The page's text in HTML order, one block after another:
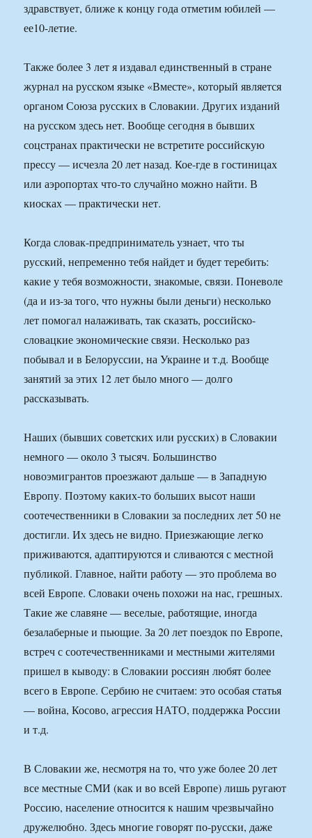
здравствует, ближе к концу года отметим юбилей —
ее10-летие.
Также более 3 лет я издавал единственный в стране
журнал на русском языке «Вместе», который является
органом Союза русских в Словакии. Других изданий
на русском здесь нет. Вообще сегодня в бывших
соцстранах практически не встретите российскую
прессу — исчезла 20 лет назад. Кое-где в гостиницах
или аэропортах что-то случайно можно найти. В
киосках — практически нет.
Когда словак-предприниматель узнает, что ты
русский, непременно тебя найдет и будет теребить:
какие у тебя возможности, знакомые, связи. Поневоле
(да и из-за того, что нужны были деньги) несколько
лет помогал налаживать, так сказать, российско-
словацкие экономические связи. Несколько раз
побывал и в Белоруссии, на Украине и т.д. Вообще
занятий за этих 12 лет было много — долго
рассказывать.
Наших (бывших советских или русских) в Словакии
немного — около 3 тысяч. Большинство
новоэмигрантов проезжают дальше — в Западную
Европу. Поэтому каких-то больших высот наши
соотечественники в Словакии за последних лет 50 не
достигли. Их здесь не видно. Приезжающие легко
приживаются, адаптируются и сливаются с местной
публикой. Главное, найти работу — это проблема во
всей Европе. Словаки очень похожи на нас, грешных.
Такие же славяне — веселые, работящие, иногда
безалаберные и пьющие. За 20 лет поездок по Европе,
встреч с соотечественниками и местными жителями
пришел в кыводу: в Словакии россиян любят более
всего в Европе. Сербию не считаем: это особая статья
— война, Косово, агрессия НАТО, поддержка России
и т.д.
В Словакии же, несмотря на то, что уже более 20 лет
все местные СМИ (как и во всей Европе) лишь ругают
Россию, население относится к нашим чрезвычайно
дружелюбно. Здесь многие говорят по-русски, даже